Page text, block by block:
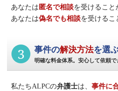
あなたは匿名で相談を受けること
あなたは偽名でも相談を受けるこ
3 事件の解決方法を選ぶ
明確な料金体系。安心して依頼で
私たちALPCの弁護士は、事件に